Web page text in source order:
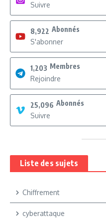
Suivre
8,922 Abonnés
S'abonner
1,203 Membres
Rejoindre
25,096 Abonnés
Suivre
Liste des sujets
Chiffrement
cyberattaque